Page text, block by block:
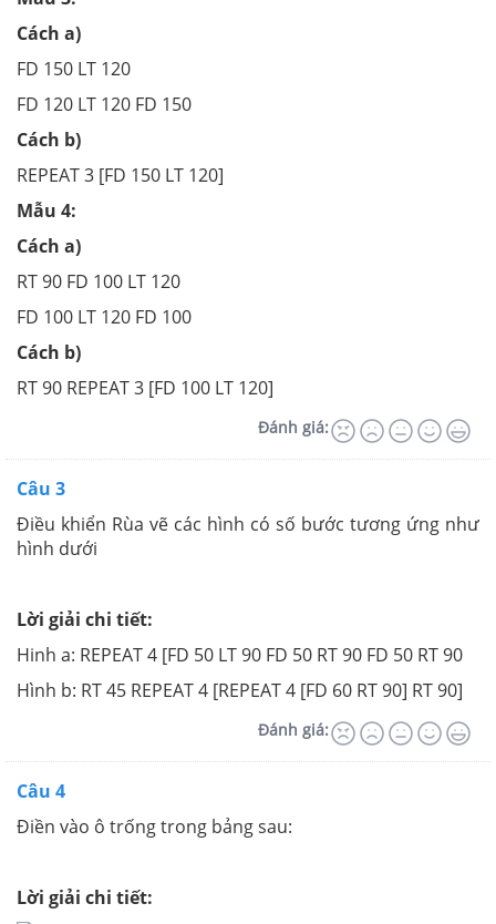
Cách a)
FD 150 LT 120
FD 120 LT 120 FD 150
Cách b)
REPEAT 3 [FD 150 LT 120]
Mẫu 4:
Cách a)
RT 90 FD 100 LT 120
FD 100 LT 120 FD 100
Cách b)
RT 90 REPEAT 3 [FD 100 LT 120]
Đánh giá:
Câu 3
Điều khiển Rùa vẽ các hình có số bước tương ứng như
hình dưới
Lời giải chi tiết:
Hinh a: REPEAT 4 [FD 50 LT 90 FD 50 RT 90 FD 50 RT 90
Hình b: RT 45 REPEAT 4 [REPEAT 4 [FD 60 RT 90] RT 90]
Đánh giá:
Câu 4
Điền vào ô trống trong bảng sau:
Lời giải chi tiết: